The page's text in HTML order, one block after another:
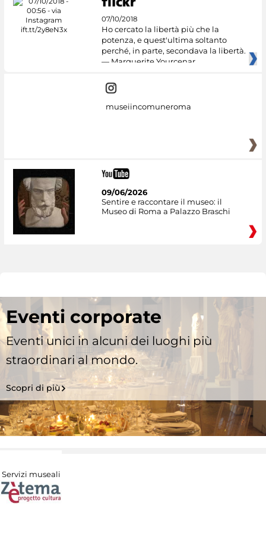
07/10/2018
Ho cercato la libertà più che la
potenza, e quest'ultima soltanto
perché, in parte, secondava la libertà.
— Marguerite Yourcenar
museiincomuneroma
09/06/2026
Sentire e raccontare il museo: il
Museo di Roma a Palazzo Braschi
Eventi corporate
Eventi unici in alcuni dei luoghi più
straordinari al mondo.
Scopri di più
Servizi museali